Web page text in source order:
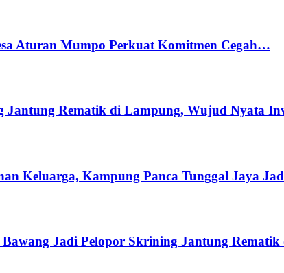
Aturan Mumpo Perkuat Komitmen Cegah…
Jantung Rematik di Lampung, Wujud Nyata
Keluarga, Kampung Panca Tunggal Jaya
Jadi Pelopor Skrining Jantung